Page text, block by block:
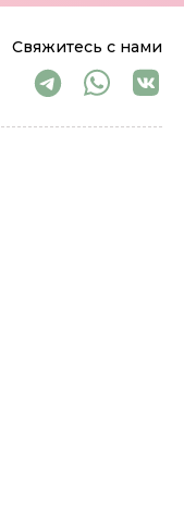
Свяжитесь с нами